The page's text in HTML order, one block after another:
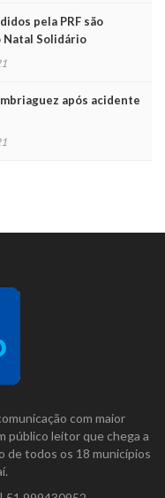
pela PRF são
Natal Solidário
após acidente
com maior
público leitor que chega a
de todos os 18 municípios